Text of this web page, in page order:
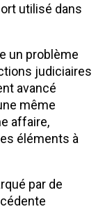
utilisé dans
un problème
judiciaires
avancé
même
affaire,
éléments à
par de